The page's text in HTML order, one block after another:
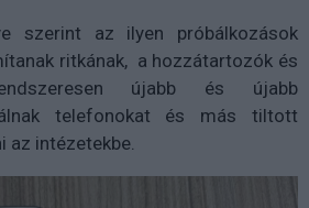
szerint az ilyen próbálkozások
ritkának, a hozzátartozók és
újabb és újabb
telefonokat és más tiltott
az intézetekbe.